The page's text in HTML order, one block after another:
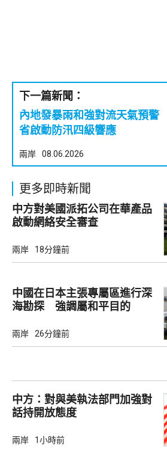
下一篇新聞：
內地發暴雨和強對流天氣預
省啟動防汛四級響應
兩岸 08.06.2026
更多即時新聞
中方對美國派拓公司在華產品
啟動網絡安全審查
兩岸 18分鐘前
中國在日本主張專屬區進行深
海勘探 強調屬和平目的
兩岸 26分鐘前
中方：對與美執法部門加強對
話持開放態度
兩岸 1小時前